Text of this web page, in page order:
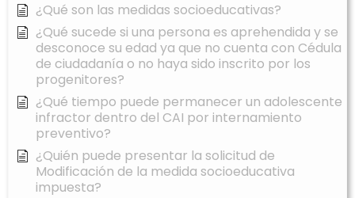
¿Qué son las medidas socioeducativas?
¿Qué sucede si una persona es aprehendida y se
desconoce su edad ya que no cuenta con Cédula
de ciudadanía o no haya sido inscrito por los
progenitores?
¿Qué tiempo puede permanecer un adolescente
infractor dentro del CAI por internamiento
preventivo?
¿Quién puede presentar la solicitud de
Modificación de la medida socioeducativa
impuesta?